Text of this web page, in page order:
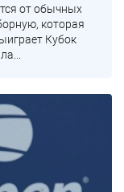
от обычных
которая
Кубок